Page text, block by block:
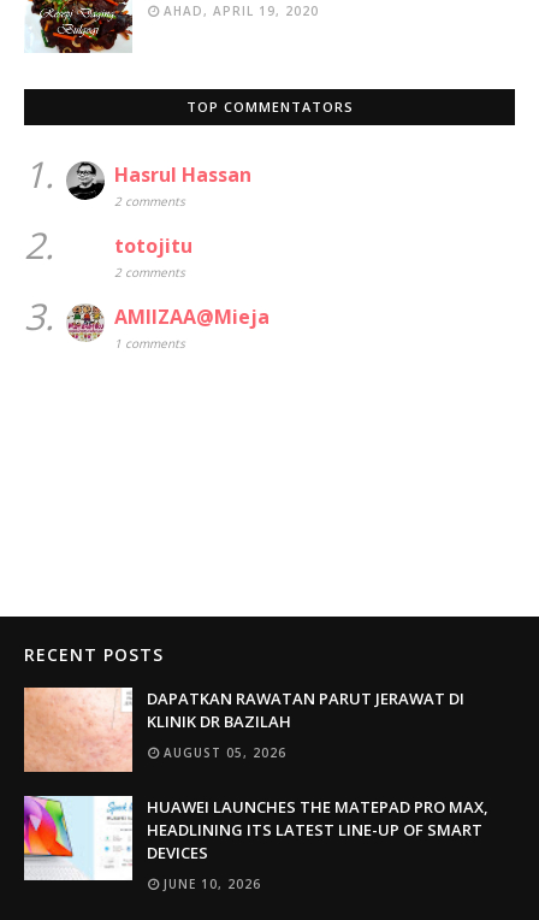
AHAD, APRIL 19, 2020
TOP COMMENTATORS
1. Hasrul Hassan
2 comments
2. totojitu
2 comments
3. AMIIZAA@Mieja
1 comments
RECENT POSTS
DAPATKAN RAWATAN PARUT JERAWAT DI
KLINIK DR BAZILAH
AUGUST 05, 2026
HUAWEI LAUNCHES THE MATEPAD PRO MAX,
HEADLINING ITS LATEST LINE-UP OF SMART
DEVICES
JUNE 10, 2026